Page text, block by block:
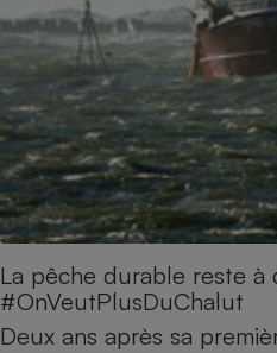
La pêche durable reste à
#OnVeutPlusDuChalut
Deux ans après sa